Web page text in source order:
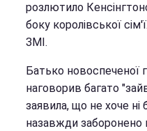
розлютило
боку королівської
ЗМІ.
Батько новоспеченої
наговорив багато
заявила, що не хоче ні
назавжди заборонено